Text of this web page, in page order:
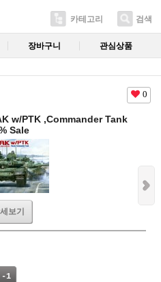
카테고리 검색
장바구니 관심상품
0
w/PTK ,Commander Tank
Sale
보기
-1